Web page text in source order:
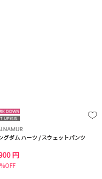
グダム ハーツ / スウェットパンツ
円